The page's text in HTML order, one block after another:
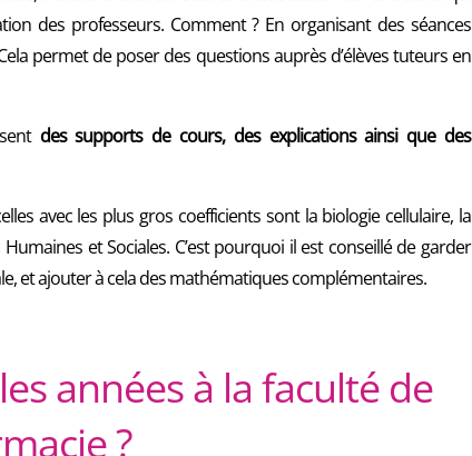
des professeurs. Comment ? En organisant des séances
permet de poser des questions auprès d’élèves tuteurs en
des supports de cours, des explications ainsi que des
avec les plus gros coefficients sont la biologie cellulaire, la
et Sociales. C’est pourquoi il est conseillé de garder
et ajouter à cela des mathématiques complémentaires.
années à la faculté de
?